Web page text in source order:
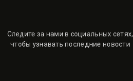
Следите за нами в социальных сетях,
чтобы узнавать последние новости